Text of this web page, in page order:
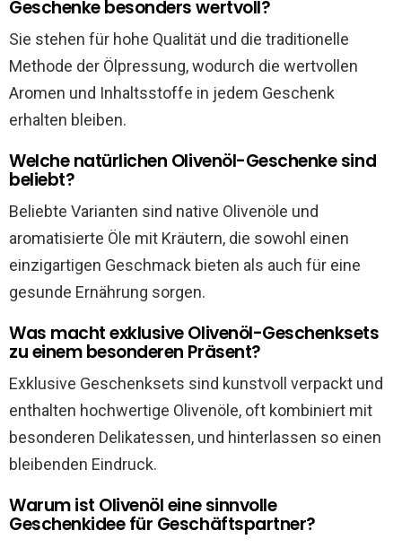
Geschenke besonders wertvoll?
Sie stehen für hohe Qualität und die traditionelle
Methode der Ölpressung, wodurch die wertvollen
Aromen und Inhaltsstoffe in jedem Geschenk
erhalten bleiben.
Welche natürlichen Olivenöl-Geschenke sind
beliebt?
Beliebte Varianten sind native Olivenöle und
aromatisierte Öle mit Kräutern, die sowohl einen
einzigartigen Geschmack bieten als auch für eine
gesunde Ernährung sorgen.
Was macht exklusive Olivenöl-Geschenksets
zu einem besonderen Präsent?
Exklusive Geschenksets sind kunstvoll verpackt und
enthalten hochwertige Olivenöle, oft kombiniert mit
besonderen Delikatessen, und hinterlassen so einen
bleibenden Eindruck.
Warum ist Olivenöl eine sinnvolle
Geschenkidee für Geschäftspartner?